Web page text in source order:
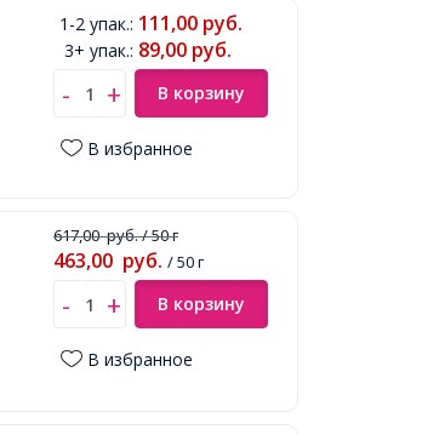
1-2 упак.: 111,00 руб.
3+ упак.: 89,00 руб.
В корзину
В избранное
617,00руб./ 50 г
463,00 руб. / 50 г
В корзину
В избранное